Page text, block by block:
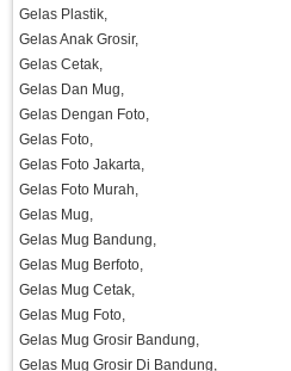
Gelas Plastik,
Gelas Anak Grosir,
Gelas Cetak,
Gelas Dan Mug,
Gelas Dengan Foto,
Gelas Foto,
Gelas Foto Jakarta,
Gelas Foto Murah,
Gelas Mug,
Gelas Mug Bandung,
Gelas Mug Berfoto,
Gelas Mug Cetak,
Gelas Mug Foto,
Gelas Mug Grosir Bandung,
Gelas Mug Grosir Di Bandung,